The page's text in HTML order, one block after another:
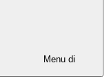
Menu di